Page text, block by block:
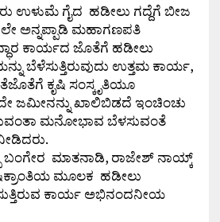
ಉಳುಮೆ ಗೈದ ಹಡೀಲು ಗದ್ದೆಗೆ ಬೀಜ
ಅನ್ನಪ್ಪಾಡಿ ಮಹಾಗಣಪತಿ
ಕಾರ್ಯದ ಜೊತೆಗೆ ಹಡೀಲು
ಬೆಳೆಸುತ್ತಿರುವುದು ಉತ್ತಮ ಕಾರ್ಯ,
ಕೃಷಿ ಸಂಸ್ಕೃತಿಯೂ
ಜಮೀನನ್ನು ಖಾಲಿಬಿಡದೆ ಇಂಚಿಂಚು
ಮನೋಭಾವ ಬೆಳಸುವಂತೆ
ಬಂಗೇರ ಮಾತನಾಡಿ, ರಾಜೇಶ್ ನಾಯ್ಕ್
ಮೂಲಕ ಹಡೀಲು
ಕಾರ್ಯ ಅಭಿನಂದನೀಯ